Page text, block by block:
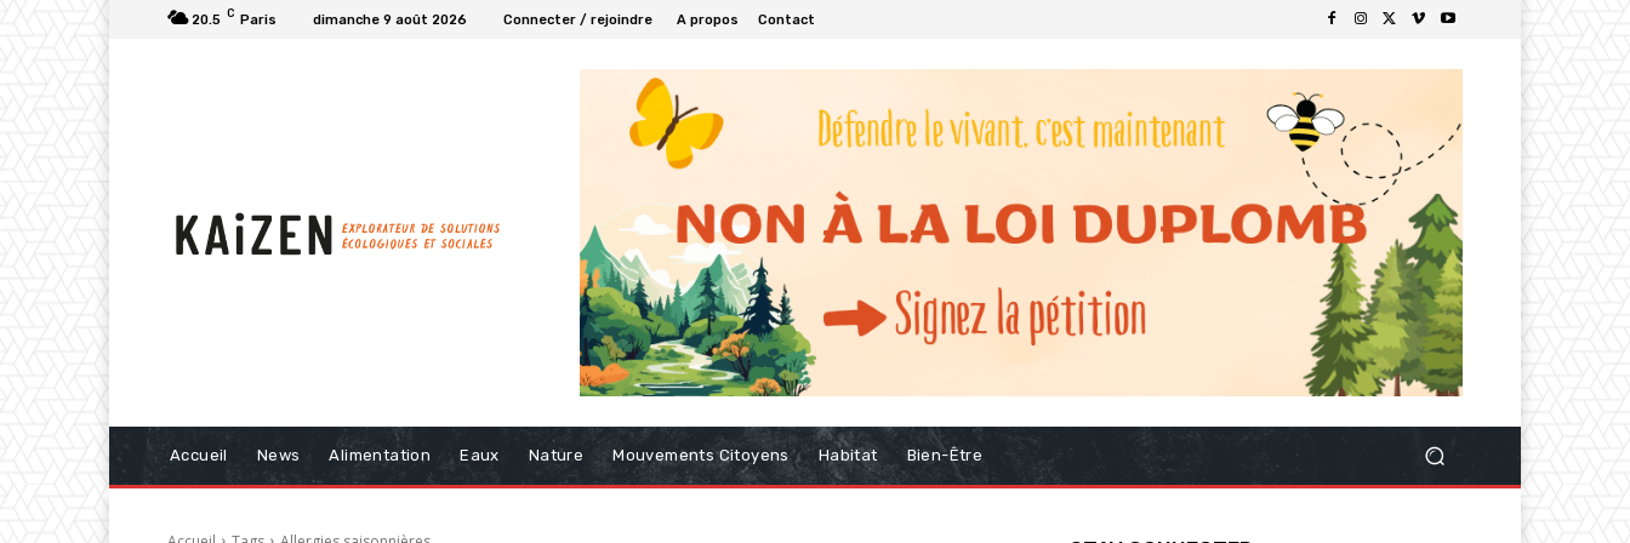
20.5 C Paris dimanche 9 août 2026 Connecter / rejoindre A propos Contact
Accueil News Alimentation Eaux Nature Mouvements Citoyens Habitat Bien-Être